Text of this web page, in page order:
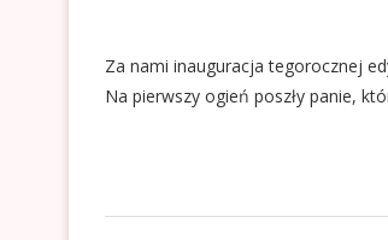
Za nami inauguracja tegorocznej
Na pierwszy ogień poszły panie,